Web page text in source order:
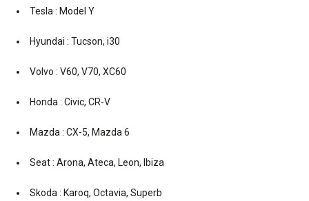
Tesla : Model Y
Hyundai : Tucson, i30
Volvo : V60, V70, XC60
Honda : Civic, CR-V
Mazda : CX-5, Mazda 6
Seat : Arona, Ateca, Leon, Ibiza
Skoda : Karoq, Octavia, Superb